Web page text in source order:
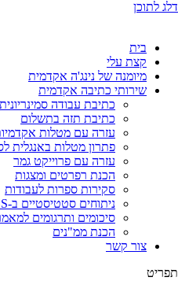
דלג לתוכן
בית
קצת עלי
מיומנה של נינג'ה אקדמית
שירותי כתיבה אקדמית
כתיבת עבודה סמינריונית
כתיבת תזה בתשלום
עזרה עם מטלות
פתרון מטלות באנגלית
עזרה עם פרוייקט גמר
הכנת רפרטים ומצגות
סקירות ספרות לעבודות
ניתוחים סטטיסטיים ב-SPSS
סיכומים ותרגומים
הכנת ממ"נים
צור קשר
תפריט